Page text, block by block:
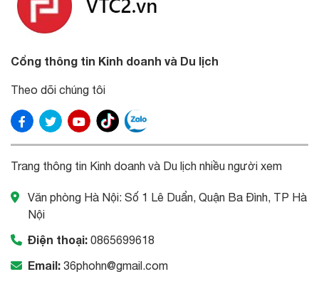
Cổng thông tin Kinh doanh và Du lịch
Theo dõi chúng tôi
Trang thông tin Kinh doanh và Du lịch nhiều người xem
Văn phòng Hà Nội: Số 1 Lê Duẩn, Quận Ba Đình, TP Hà
Nội
Điện thoại: 0865699618
Email: 36phohn@gmail.com